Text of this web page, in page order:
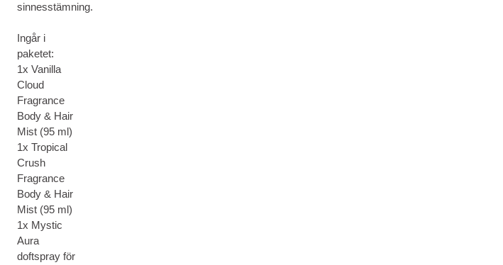
sinnesstämning.
Ingår i
paketet:
1x Vanilla
Cloud
Fragrance
Body & Hair
Mist (95 ml)
1x Tropical
Crush
Fragrance
Body & Hair
Mist (95 ml)
1x Mystic
Aura
doftspray för